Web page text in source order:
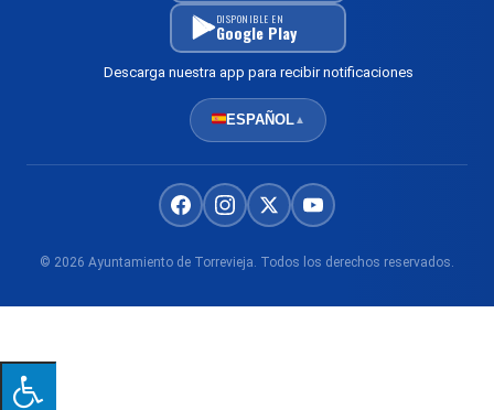
DISPONIBLE EN
Google Play
Descarga nuestra app para recibir notificaciones
ESPAÑOL▲
© 2026 Ayuntamiento de Torrevieja. Todos los derechos reservados.